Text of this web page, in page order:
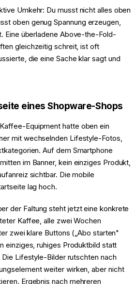
Umkehr: Du musst nicht alles oben
oben genug Spannung erzeugen,
Eine überladene Above-the-Fold-
gleichzeitig schreit, ist oft
die eine Sache klar sagt und
eines Shopware-Shops
Equipment hatte oben ein
mit wechselnden Lifestyle-Fotos,
Auf dem Smartphone
im Banner, kein einziges Produkt,
sichtbar. Die mobile
lag hoch.
der Faltung steht jetzt eine konkrete
Kaffee, alle zwei Wochen
zwei klare Buttons („Abo starten"
einziges, ruhiges Produktbild statt
Lifestyle-Bilder rutschten nach
weiter wirken, aber nicht
Ergebnis nach mehreren